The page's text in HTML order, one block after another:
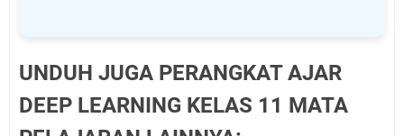
UNDUH JUGA PERANGKAT AJAR
DEEP LEARNING KELAS 11 MATA